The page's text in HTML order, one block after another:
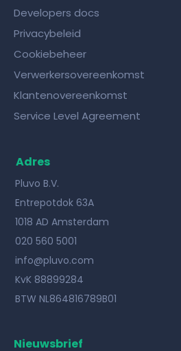
Developers docs
Privacybeleid
Cookiebeheer
Verwerkersovereenkomst
Klantenovereenkomst
Service Level Agreement
Adres
Pluvo B.V.
Entrepotdok 63A
1018 AD Amsterdam
020 560 5001
info@pluvo.com
KvK 88899284
BTW NL864816789B01
Nieuwsbrief